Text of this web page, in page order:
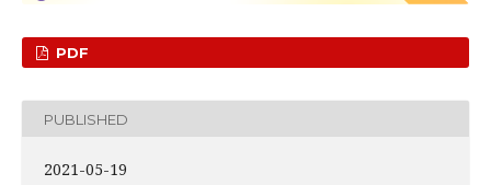
PDF
PUBLISHED
2021-05-19